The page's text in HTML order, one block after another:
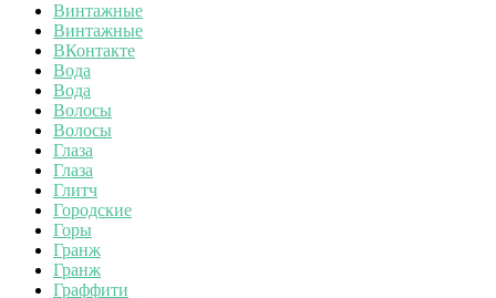
Винтажные
Винтажные
ВКонтакте
Вода
Вода
Волосы
Волосы
Глаза
Глаза
Глитч
Городские
Горы
Гранж
Гранж
Граффити